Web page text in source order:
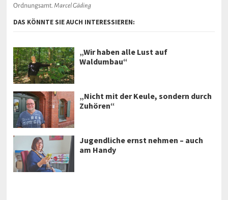
Ordnungsamt.Marcel Gäding
DAS KÖNNTE SIE AUCH INTERESSIEREN:
„Wir haben alle Lust auf
Waldumbau“
„Nicht mit der Keule, sondern durch
Zuhören“
Jugendliche ernst nehmen – auch
am Handy